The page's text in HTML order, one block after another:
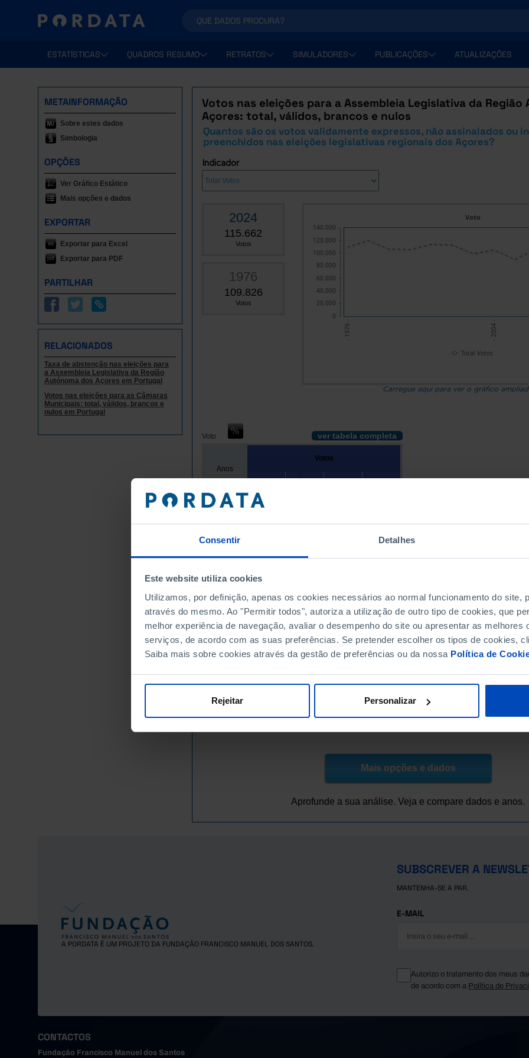
Consentir Detalhes
Este website utiliza cookies
Utilizamos, por definição, apenas os cookies necessários ao normal funcionamento do site,
através do mesmo. Ao "Permitir todos", autoriza a utilização de outro tipo de cookies, que
melhor experiência de navegação, avaliar o desempenho do site ou apresentar as melhores
serviços, de acordo com as suas preferências. Se pretender escolher os tipos de cookies,
Saiba mais sobre cookies através da gestão de preferências ou da nossa Política de
Rejeitar Personalizar
ESTATÍSTICAS QUADROS RESUMO RETRATOS SIMULADORES PUBLICAÇÕES ATUALIZAÇÕES
METAINFORMAÇÃO
Sobre estes dados
Simbologia
OPÇÕES
Ver Gráfico Estático
Mais opções e dados
EXPORTAR
Exportar para Excel
Exportar para PDF
PARTILHAR
RELACIONADOS
Taxa de abstenção nas eleições para
a Assembleia Legislativa da Região
Autónoma dos Açores em Portugal
Votos nas eleições para as Câmaras
Municipais: total, válidos, brancos e
nulos em Portugal
Votos nas eleições para a Assembleia Legislativa da Região
Açores: total, válidos, brancos e nulos
Quantos são os votos validamente expressos, não assinalados ou
preenchidos nas eleições legislativas regionais dos Açores?
Indicador
2024
115.662
Votos
1976
109.826
Votos
- 1976 - - 2004 -
Voto
0
20.000
40.000
60.000
80.000
100.000
120.000
140.000
Total Votos
Carregue aqui para ver o gráfico
Voto ver tabela completa
Anos
Votos
1976 109.826
1996
113.290
2000
99.527 97.756 891
880
2004
105.567 103.895 881
791
2008
90.221 87.766 1.689
766
2012
107.783 102.935 3.460
1.388
88.242 2.699
2020
104.009 100.140 2.618
1.251
Mais opções e dados
Aprofunde a sua análise. Veja e compare dados e anos.
A PORDATA É UM PROJETO DA FUNDAÇÃO FRANCISCO MANUEL DOS SANTOS.
SUBSCREVER A
MANTENHA-SE A PAR.
E-MAIL
Autorizo o tratamento dos meus
de acordo com a Política de
CONTACTOS
Fundação Francisco Manuel dos Santos